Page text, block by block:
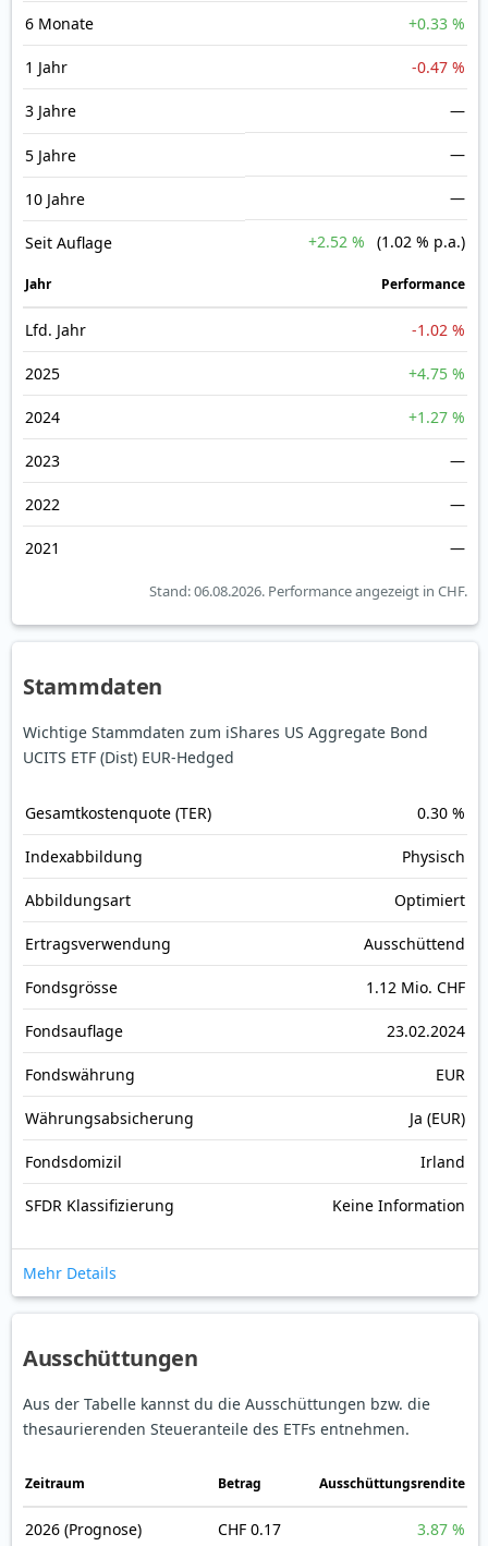
6 Monate +0.33 %
1 Jahr -0.47 %
3 Jahre —
5 Jahre —
10 Jahre —
Seit Auflage +2.52 % (1.02 % p.a.)
Jahr Perfor­mance
Lfd. Jahr -1.02 %
2025 +4.75 %
2024 +1.27 %
2023 —
2022 —
2021 —
Stand: 06.08.2026. Performance angezeigt in CHF.
Stammdaten
Wichtige Stammdaten zum iShares US Aggregate Bond
UCITS ETF (Dist) EUR-Hedged
Gesamt­kosten­quote (TER) 0.30 %
Index­abbildung Physisch
Abbildungs­art Optimiert
Ertrags­verwendung Ausschüttend
Fonds­grösse 1.12 Mio. CHF
Fonds­auflage 23.02.2024
Fonds­währung EUR
Währungsabsicherung Ja (EUR)
Fondsdomizil Irland
SFDR Klassifizierung Keine Information
Mehr Details
Ausschüttungen
Aus der Tabelle kannst du die Ausschüttungen bzw. die
thesaurierenden Steueranteile des ETFs entnehmen.
Zeitraum Betrag Ausschüttungsrendite
2026 (Prognose) CHF 0.17 3.87 %